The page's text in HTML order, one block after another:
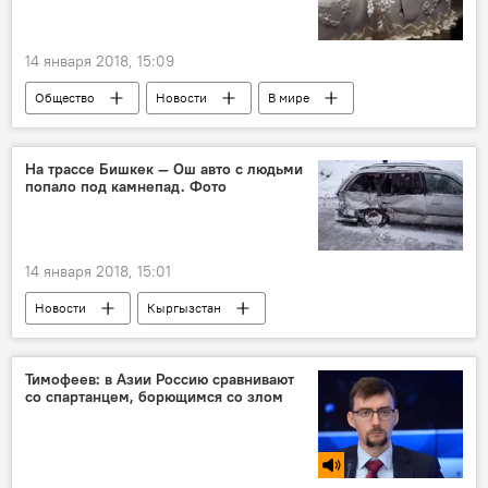
14 января 2018, 15:09
Общество Новости
В мире
Азия
Казахстан
Шымкент
На трассе Бишкек — Ош авто с людьми
попало под камнепад. Фото
14 января 2018, 15:01
Новости
Кыргызстан
Происшествия
автодорога
камнепад
ДТП в Кыргызстане с начала 2018 года
Тимофеев: в Азии Россию сравнивают
со спартанцем, борющимся со злом